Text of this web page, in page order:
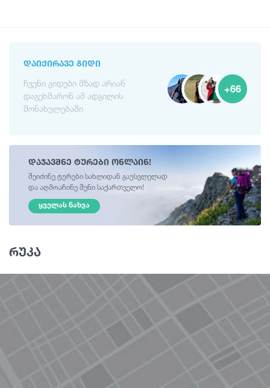
ᲓᲐᲘᲥᲘᲠᲐᲕᲔ ᲒᲘᲓᲘ
ჩვენი გიდები მზად არიან
დაგეხმარონ ამ ადგილის
მონახულებაში
+66
დაჯავშნე ტურები ონლაინ!
შეიძინე ტურები სახლიდან გაუსვლელად
და აღმოაჩინე შენი საქართველო!
ᲧᲕᲔᲚᲐᲡ ᲜᲐᲮᲕᲐ
რუკა